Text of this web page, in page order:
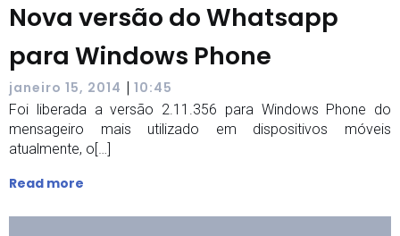
Nova versão do Whatsapp
para Windows Phone
janeiro 15, 2014 | 10:45
Foi liberada a versão 2.11.356 para Windows Phone do
mensageiro mais utilizado em dispositivos móveis
atualmente, o[…]
Read more